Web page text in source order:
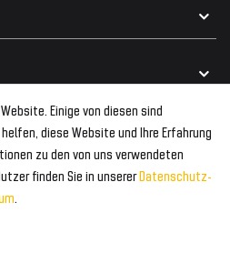
Einige von diesen sind
diese Website und Ihre Erfahrung
zu den von uns verwendeten
finden Sie in unsererDaten­schutz­
.